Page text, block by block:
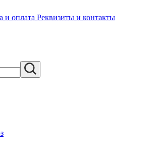
и оплата Реквизиты и контакты